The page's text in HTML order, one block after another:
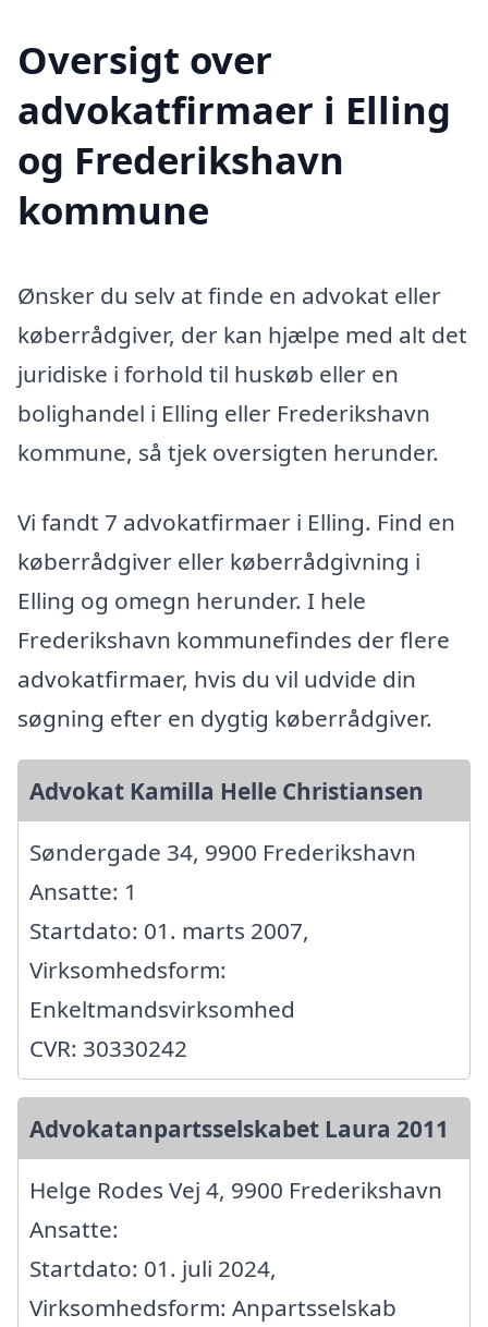
Oversigt over
advokatfirmaer i Elling
og Frederikshavn
kommune
Ønsker du selv at finde en advokat eller
køberrådgiver, der kan hjælpe med alt det
juridiske i forhold til huskøb eller en
bolighandel i Elling eller Frederikshavn
kommune, så tjek oversigten herunder.
Vi fandt 7 advokatfirmaer i Elling. Find en
køberrådgiver eller køberrådgivning i
Elling og omegn herunder. I hele
Frederikshavn kommunefindes der flere
advokatfirmaer, hvis du vil udvide din
søgning efter en dygtig køberrådgiver.
Advokat Kamilla Helle Christiansen
Søndergade 34, 9900 Frederikshavn
Ansatte: 1
Startdato: 01. marts 2007,
Virksomhedsform:
Enkeltmandsvirksomhed
CVR: 30330242
Advokatanpartsselskabet Laura 2011
Helge Rodes Vej 4, 9900 Frederikshavn
Ansatte:
Startdato: 01. juli 2024,
Virksomhedsform: Anpartsselskab